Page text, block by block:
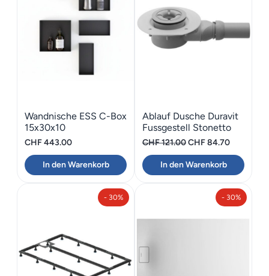
Wandnische ESS C-Box
15x30x10
CHF443.00
In den Warenkorb
Ablauf Dusche Duravit
Fussgestell Stonetto
CHF121.00Ursprünglicher
Preis
war:
CHF84.70Aktueller
Preis
In den Warenkorb
- 30% - 30%